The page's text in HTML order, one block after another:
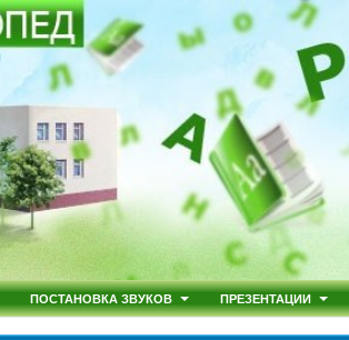
ПОСТАНОВКА ЗВУКОВ ПРЕЗЕНТАЦИИ